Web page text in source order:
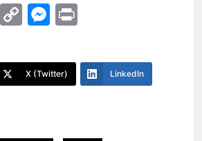
WhatsApp
CopyMessenger
X (Twitter) LinkedIn